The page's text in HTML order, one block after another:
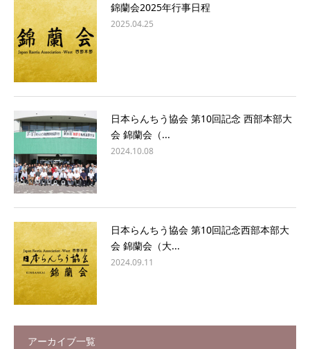
錦蘭会2025年行事日程
2025.04.25
日本らんちう協会 第10回記念 西部本部大
会 錦蘭会（...
2024.10.08
日本らんちう協会 第10回記念西部本部大
会 錦蘭会（大...
2024.09.11
アーカイブ一覧